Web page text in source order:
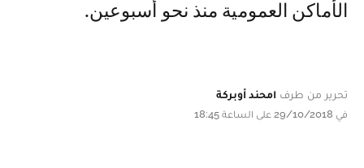
الأماكن العمومية منذ نحو أسبوعين.
تحرير من طرف امحند أوبركة
في 29/10/2018 على الساعة 18:45